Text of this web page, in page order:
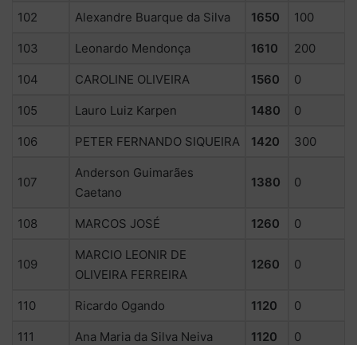
102 Alexandre Buarque da Silva 1650 100
103 Leonardo Mendonça 1610 200
104 CAROLINE OLIVEIRA 1560 0
105 Lauro Luiz Karpen 1480 0
106 PETER FERNANDO SIQUEIRA 1420 300
107
Anderson Guimarães
Caetano
1380 0
108 MARCOS JOSÉ 1260 0
109
MARCIO LEONIR DE
OLIVEIRA FERREIRA
1260 0
110 Ricardo Ogando 1120 0
111 Ana Maria da Silva Neiva 1120 0